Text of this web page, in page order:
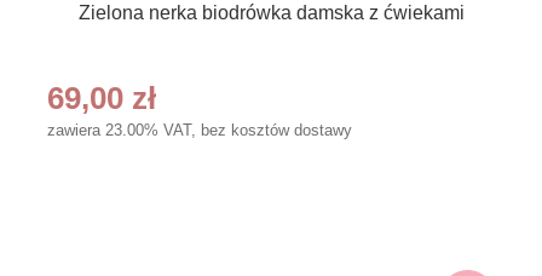
Zielona nerka biodrówka damska z ćwiekami
69,00 zł
zawiera 23.00% VAT, bez kosztów dostawy